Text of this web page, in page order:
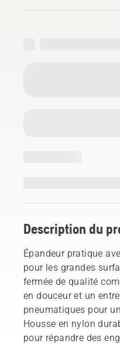
Description du
Épandeur pratique
pour les grandes
fermée de qualité
en douceur et un
pneumatiques pour
Housse en nylon
pour répandre des